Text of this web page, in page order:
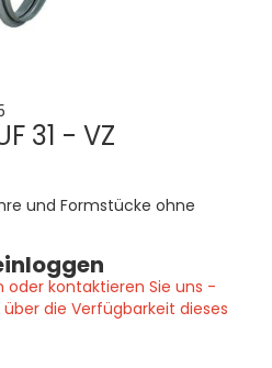
31 - VZ
und Formstücke ohne
oder kontaktieren Sie uns -
die Verfügbarkeit dieses